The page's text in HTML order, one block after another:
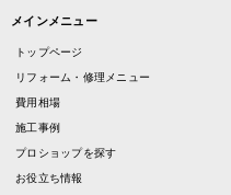
メインメニュー
トップページ
リフォーム・修理メニュー
費用相場
施工事例
プロショップを探す
お役立ち情報